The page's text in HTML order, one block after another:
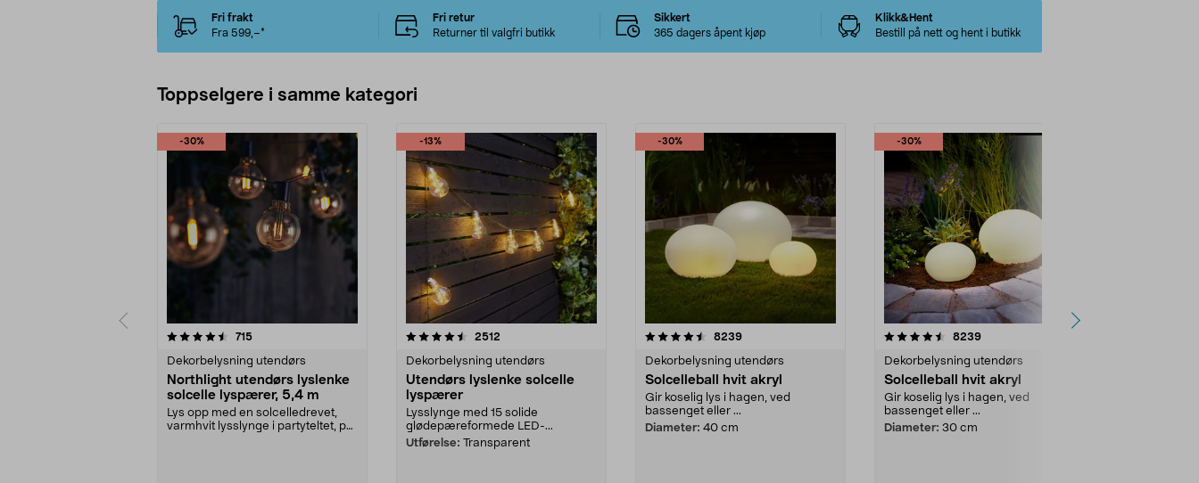
Fri frakt
Fra 599,–*
Fri retur
Returner til valgfri butikk
Sikkert
365 dagers åpent kjøp
Klikk&Hent
Bestill på nett og hent i butikk
Toppselgere i samme kategori
-30%
715anmeldelser
Dekorbelysning utendørs
Northlight utendørs lyslenke
solcelle lyspærer, 5,4 m
Lys opp med en solcelledrevet,
varmhvit lysslynge i partyteltet, på
-13%
4.5 av 5 stjerner 2512
Dekorbelysning utendørs
Utendørs lyslenke solcelle
lyspærer
Lysslynge med 15 solide
glødepæreformede LED-...
Utførelse: Transparent
-30%
4.5 av 5 stjerner 8239anmeldelser
Dekorbelysning utendørs
Solcelleball hvit akryl
Gir koselig lys i hagen, ved
bassenget eller ...
Diameter: 40 cm
-30%
4.5 av 5 stjerner 8239anmeldelser
Dekorbelysning utendørs
Solcelleball hvit akryl
Gir koselig lys i hagen, ved
bassenget eller ...
Diameter: 30 cm
3.5 av 5 stjerner